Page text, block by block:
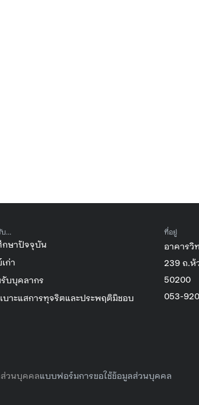
...
ษาปัจจุบัน
ก่า
บบุคลากร
บาะแสการทุจริตและประพฤติมิชอบ
ที่อยู่
อาคารวิ
239 ถ.ห้
50200
053-
วนบุคคลแบบฟอร์มการขอใช้ข้อมูลส่วนบุคคล